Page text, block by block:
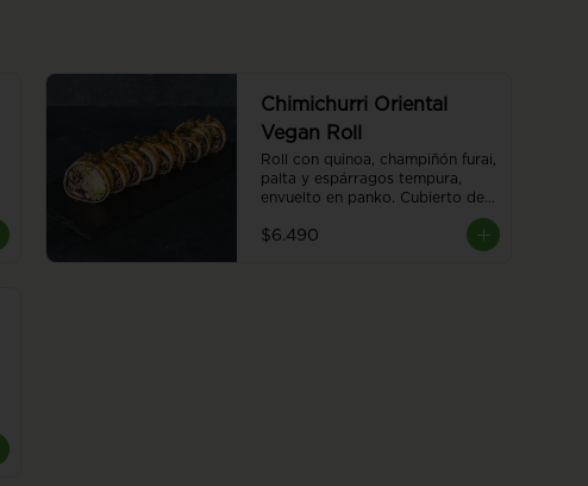
Chimichurri Oriental
Vegan Roll
Roll con quinoa, champiñón furai,
palta y espárragos tempura,
envuelto en panko. Cubierto de
piezas.
$6.490